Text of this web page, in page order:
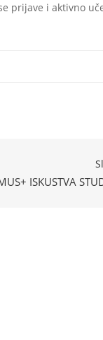
prijave i aktivno
ISKUSTVA